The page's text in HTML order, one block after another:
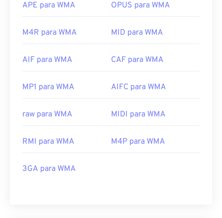
APE para WMA OPUS para WMA
M4R para WMA MID para WMA
AIF para WMA CAF para WMA
MP1 para WMA AIFC para WMA
raw para WMA MIDI para WMA
RMI para WMA M4P para WMA
3GA para WMA